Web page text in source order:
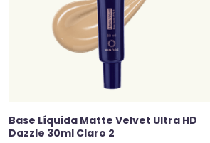
Base Líquida Matte Velvet Ultra HD
Dazzle 30ml Claro 2